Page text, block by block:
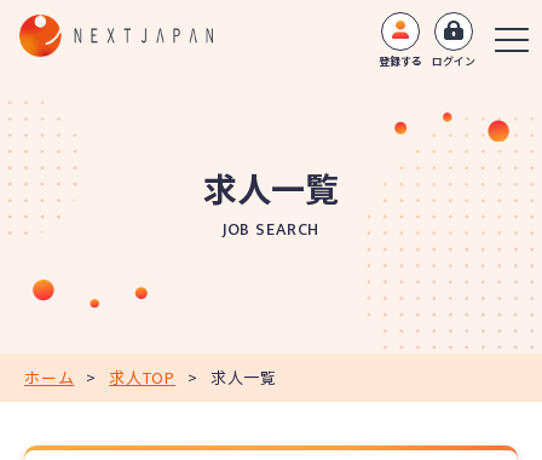
登録する ログイン
求人一覧
JOB SEARCH
ホーム > 求人TOP > 求人一覧